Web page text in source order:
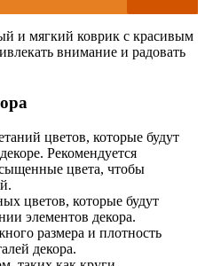
и мягкий коврик с красивым
внимание и радовать
цветов, которые будут
Рекомендуется
цвета, чтобы
цветов, которые будут
элементов декора.
размера и плотность
декора.